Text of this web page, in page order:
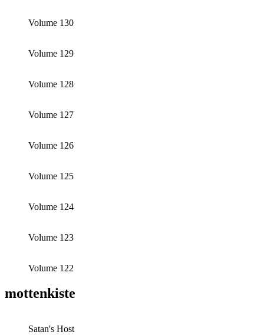
Volume 130
Volume 129
Volume 128
Volume 127
Volume 126
Volume 125
Volume 124
Volume 123
Volume 122
mottenkiste
Satan's Host